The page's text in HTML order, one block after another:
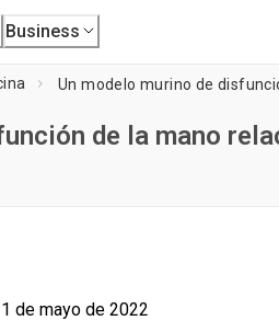
Business
de la mano
de mayo de 2022